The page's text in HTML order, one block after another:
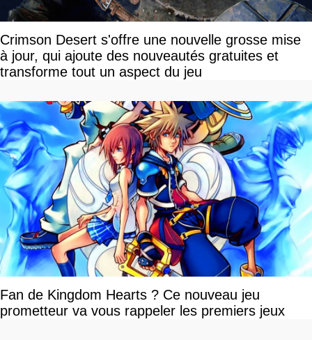
Crimson Desert s'offre une nouvelle grosse mise
à jour, qui ajoute des nouveautés gratuites et
transforme tout un aspect du jeu
Fan de Kingdom Hearts ? Ce nouveau jeu
prometteur va vous rappeler les premiers jeux